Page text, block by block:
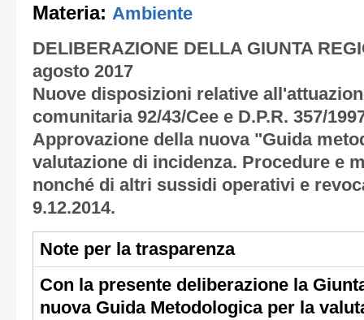
Materia: Ambiente
DELIBERAZIONE DELLA GIUNTA
agosto 2017
Nuove disposizioni relative
comunitaria 92/43/Cee e D.P.R. 357/
Approvazione della nuova "Guida
valutazione di incidenza. Procedure e
nonché di altri sussidi operativi e
9.12.2014.
Note per la trasparenza
Con la presente deliberazione la
nuova Guida Metodologica per la